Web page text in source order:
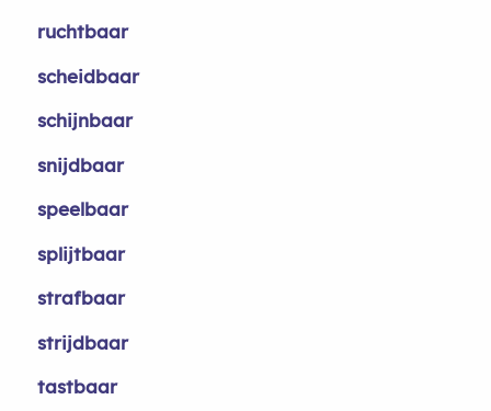
ruchtbaar
scheidbaar
schijnbaar
snijdbaar
speelbaar
splijtbaar
strafbaar
strijdbaar
tastbaar